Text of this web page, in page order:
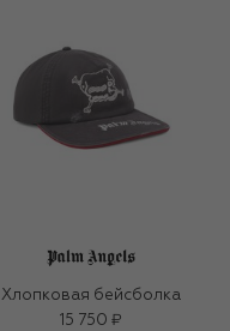
Хлопковая бейсболка
15 750 ₽